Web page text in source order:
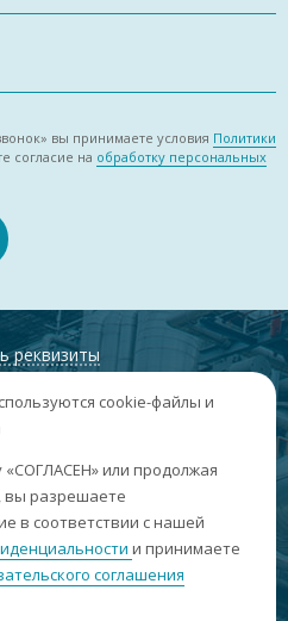
вы принимаете условия Политики
согласие на обработку персональных
реквизиты
158А, Н1/204
09:00-17:00
выходные
cookie-файлы и
или продолжая
вы разрешаете
в соответствии с нашей
и принимаете
соглашения